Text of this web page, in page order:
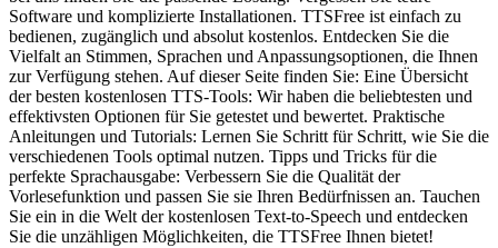
Software und komplizierte Installationen. TTSFree ist einfach zu
bedienen, zugänglich und absolut kostenlos. Entdecken Sie die
Vielfalt an Stimmen, Sprachen und Anpassungsoptionen, die Ihnen
zur Verfügung stehen. Auf dieser Seite finden Sie: Eine Übersicht
der besten kostenlosen TTS-Tools: Wir haben die beliebtesten und
effektivsten Optionen für Sie getestet und bewertet. Praktische
Anleitungen und Tutorials: Lernen Sie Schritt für Schritt, wie Sie die
verschiedenen Tools optimal nutzen. Tipps und Tricks für die
perfekte Sprachausgabe: Verbessern Sie die Qualität der
Vorlesefunktion und passen Sie sie Ihren Bedürfnissen an. Tauchen
Sie ein in die Welt der kostenlosen Text-to-Speech und entdecken
Sie die unzähligen Möglichkeiten, die TTSFree Ihnen bietet!